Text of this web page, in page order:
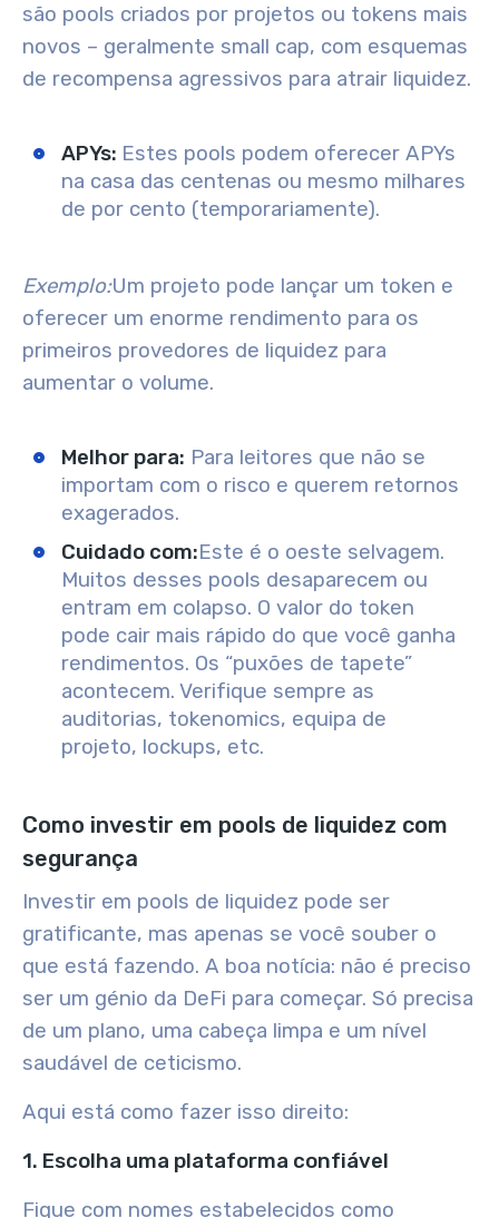
são pools criados por projetos ou tokens mais
novos – geralmente small cap, com esquemas
de recompensa agressivos para atrair liquidez.
APYs: Estes pools podem oferecer APYs
na casa das centenas ou mesmo milhares
de por cento (temporariamente).
Exemplo:Um projeto pode lançar um token e
oferecer um enorme rendimento para os
primeiros provedores de liquidez para
aumentar o volume.
Melhor para: Para leitores que não se
importam com o risco e querem retornos
exagerados.
Cuidado com:Este é o oeste selvagem.
Muitos desses pools desaparecem ou
entram em colapso. O valor do token
pode cair mais rápido do que você ganha
rendimentos. Os “puxões de tapete”
acontecem. Verifique sempre as
auditorias, tokenomics, equipa de
projeto, lockups, etc.
Como investir em pools de liquidez com
segurança
Investir em pools de liquidez pode ser
gratificante, mas apenas se você souber o
que está fazendo. A boa notícia: não é preciso
ser um génio da DeFi para começar. Só precisa
de um plano, uma cabeça limpa e um nível
saudável de ceticismo.
Aqui está como fazer isso direito:
1. Escolha uma plataforma confiável
Fique com nomes estabelecidos como